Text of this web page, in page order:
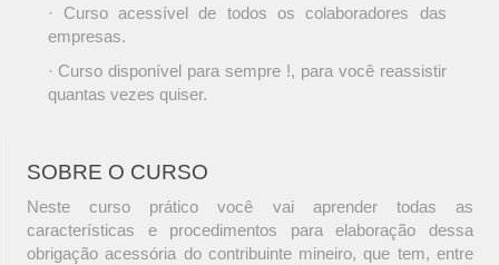
· Curso acessível de todos os colaboradores das
empresas.
· Curso disponível para sempre !, para você reassistir
quantas vezes quiser.
SOBRE O CURSO
Neste curso prático você vai aprender todas as
características e procedimentos para elaboração dessa
obrigação acessória do contribuinte mineiro, que tem, entre